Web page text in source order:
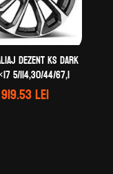
DEZENT KS dark
5/114,30/44/67,1
919.53lei